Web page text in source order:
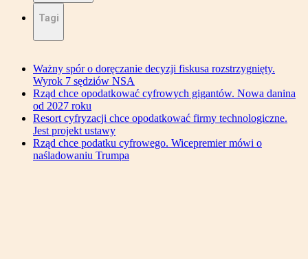
Tagi
Ważny spór o doręczanie decyzji fiskusa rozstrzygnięty.
Wyrok 7 sędziów NSA
Rząd chce opodatkować cyfrowych gigantów. Nowa danina
od 2027 roku
Resort cyfryzacji chce opodatkować firmy technologiczne.
Jest projekt ustawy
Rząd chce podatku cyfrowego. Wicepremier mówi o
naśladowaniu Trumpa